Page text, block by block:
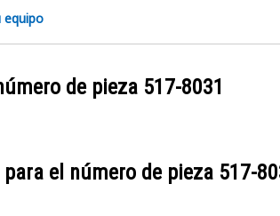
equipo
de pieza 517-8031
el número de pieza 517-